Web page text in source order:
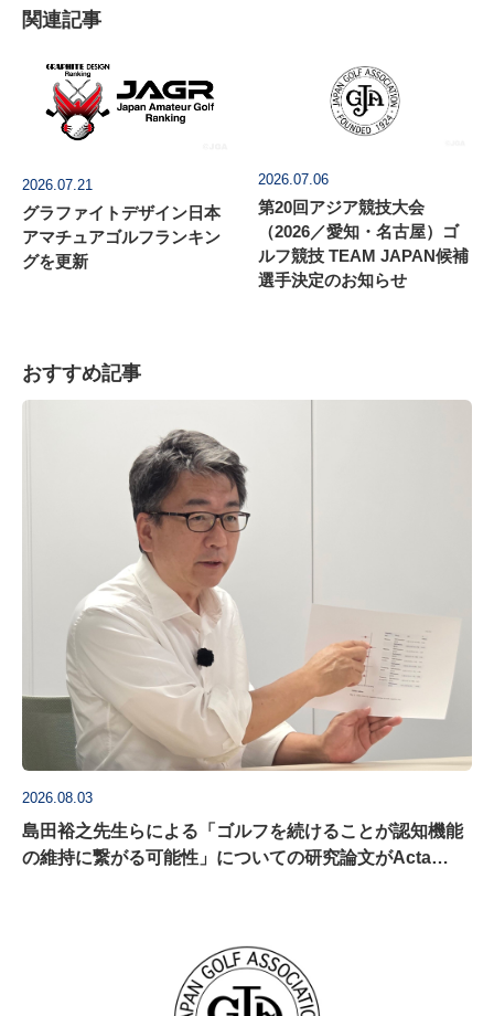
関連記事
2026.07.21
グラファイトデザイン日本
アマチュアゴルフランキン
グを更新
2026.07.06
第20回アジア競技大会
（2026／愛知・名古屋）ゴ
ルフ競技 TEAM JAPAN候補
選手決定のお知らせ
おすすめ記事
2026.08.03
島田裕之先生らによる「ゴルフを続けることが認知機能
の維持に繋がる可能性」についての研究論文がActa